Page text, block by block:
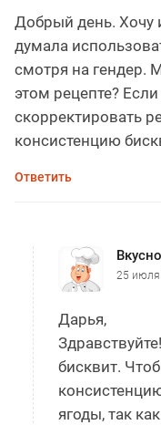
Добрый день. Хочу
думала
смотря на гендер.
этом рецепте?
скорректировать
консистенцию
Ответить
25 июля
Дарья,
бисквит.
ягоды, так